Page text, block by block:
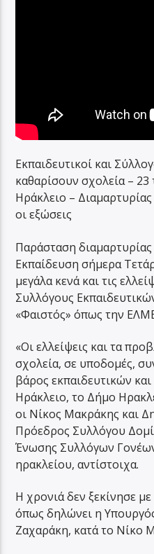
Εκπαιδευτικοί και
καθαρίσουν σχολεία – 23
Ηράκλειο –
οι εξώσεις
Παράσταση
Εκπαίδευση σήμερα
μεγάλα κενά και τις
Συλλόγους
«Φαιστός» όπως την
«Οι ελλείψεις και τα
σχολεία, σε υποδομές,
βάρος εκπαιδευτικών
Ηράκλειο, το Δήμο
οι Νίκος Μακράκης και
Πρόεδρος Συλλόγου
Ένωσης Συλλόγων
ηρακλείου, αντίστοιχα.
Η χρονιά δεν ξεκίνησε
όπως δηλώνει η
Ζαχαράκη, κατά το Νίκο